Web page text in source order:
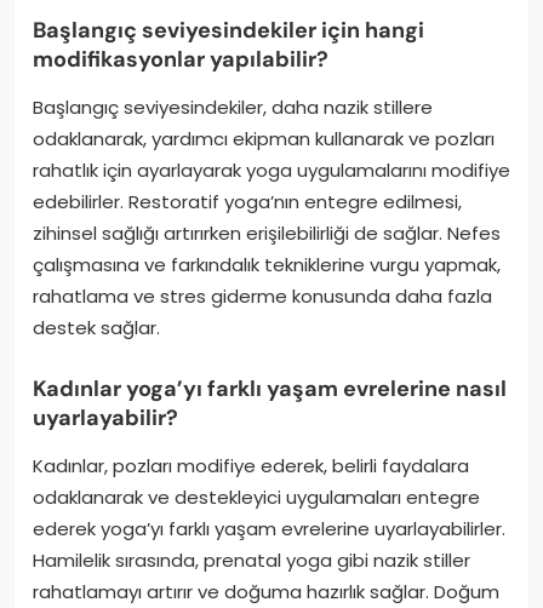
Başlangıç seviyesindekiler için hangi
modifikasyonlar yapılabilir?
Başlangıç seviyesindekiler, daha nazik stillere
odaklanarak, yardımcı ekipman kullanarak ve pozları
rahatlık için ayarlayarak yoga uygulamalarını modifiye
edebilirler. Restoratif yoga’nın entegre edilmesi,
zihinsel sağlığı artırırken erişilebilirliği de sağlar. Nefes
çalışmasına ve farkındalık tekniklerine vurgu yapmak,
rahatlama ve stres giderme konusunda daha fazla
destek sağlar.
Kadınlar yoga’yı farklı yaşam evrelerine nasıl
uyarlayabilir?
Kadınlar, pozları modifiye ederek, belirli faydalara
odaklanarak ve destekleyici uygulamaları entegre
ederek yoga’yı farklı yaşam evrelerine uyarlayabilirler.
Hamilelik sırasında, prenatal yoga gibi nazik stiller
rahatlamayı artırır ve doğuma hazırlık sağlar. Doğum